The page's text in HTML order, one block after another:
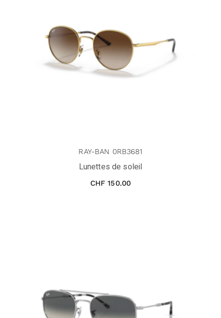
RAY-BAN 0RB3681
Lunettes de soleil
CHF 150.00